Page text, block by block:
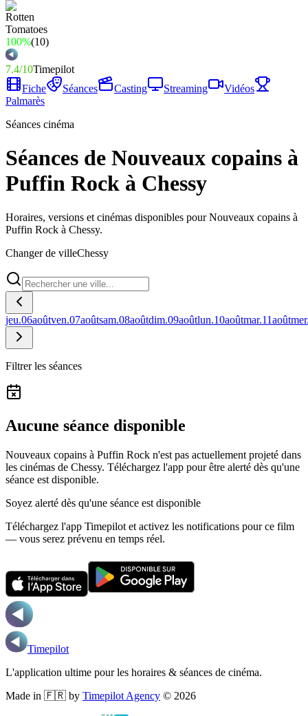
100%(10)
7.4/10Timepilot
Fiche
Séances Casting Streaming
Vidéos
Palmarès
Séances cinéma
Séances de Nouveaux copains à
Puffin Rock à Chessy
Horaires, versions et cinémas disponibles pour Nouveaux copains à
Puffin Rock à Chessy.
Changer de villeChessy
jeu.06aoûtven.07aoûtsam.08aoûtdim.09aoûtlun.10aoûtmar.11août
Filtrer les séances
Aucune séance disponible
Nouveaux copains à Puffin Rock n'est pas actuellement projeté dans
les cinémas de Chessy. Téléchargez l'app pour être alerté dès qu'une
séance est disponible.
Soyez alerté dès qu'une séance est disponible
Téléchargez l'app Timepilot et activez les notifications pour ce film
— vous serez prévenu en temps réel.
Timepilot
L'application ultime pour les horaires & séances de cinéma.
Made in 🇫🇷 by Timepilot Agency © 2026